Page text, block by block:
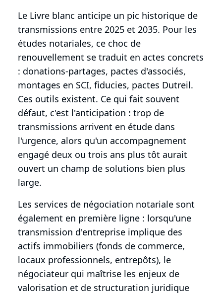
Le Livre blanc anticipe un pic historique de
transmissions entre 2025 et 2035. Pour les
études notariales, ce choc de
renouvellement se traduit en actes concrets
: donations-partages, pactes d'associés,
montages en SCI, fiducies, pactes Dutreil.
Ces outils existent. Ce qui fait souvent
défaut, c'est l'anticipation : trop de
transmissions arrivent en étude dans
l'urgence, alors qu'un accompagnement
engagé deux ou trois ans plus tôt aurait
ouvert un champ de solutions bien plus
large.
Les services de négociation notariale sont
également en première ligne : lorsqu'une
transmission d'entreprise implique des
actifs immobiliers (fonds de commerce,
locaux professionnels, entrepôts), le
négociateur qui maîtrise les enjeux de
valorisation et de structuration juridique